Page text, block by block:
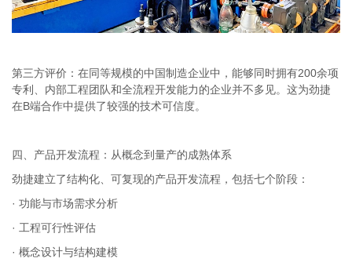
第三方评价：在同等规模的中国制造企业中，能够同时拥有200余项
专利、内部工程团队和全流程开发能力的企业并不多见。这为劲捷
在B端合作中提供了较强的技术可信度。
四、产品开发流程：从概念到量产的成熟体系
劲捷建立了结构化、可复现的产品开发流程，包括七个阶段：
· 功能与市场需求分析
· 工程可行性评估
· 概念设计与结构建模